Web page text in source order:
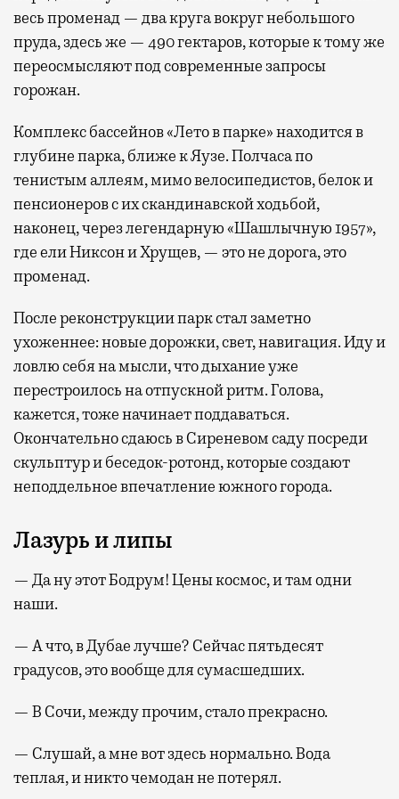
весь променад — два круга вокруг небольшого
пруда, здесь же — 490 гектаров, которые к тому же
переосмысляют под современные запросы
горожан.
Комплекс бассейнов «Лето в парке» находится в
глубине парка, ближе к Яузе. Полчаса по
тенистым аллеям, мимо велосипедистов, белок и
пенсионеров с их скандинавской ходьбой,
наконец, через легендарную «Шашлычную 1957»,
где ели Никсон и Хрущев, — это не дорога, это
променад.
После реконструкции парк стал заметно
ухоженнее: новые дорожки, свет, навигация. Иду и
ловлю себя на мысли, что дыхание уже
перестроилось на отпускной ритм. Голова,
кажется, тоже начинает поддаваться.
Окончательно сдаюсь в Сиреневом саду посреди
скульптур и беседок-ротонд, которые создают
неподдельное впечатление южного города.
Лазурь и липы
— Да ну этот Бодрум! Цены космос, и там одни
наши.
— А что, в Дубае лучше? Сейчас пятьдесят
градусов, это вообще для сумасшедших.
— В Сочи, между прочим, стало прекрасно.
— Слушай, а мне вот здесь нормально. Вода
теплая, и никто чемодан не потерял.